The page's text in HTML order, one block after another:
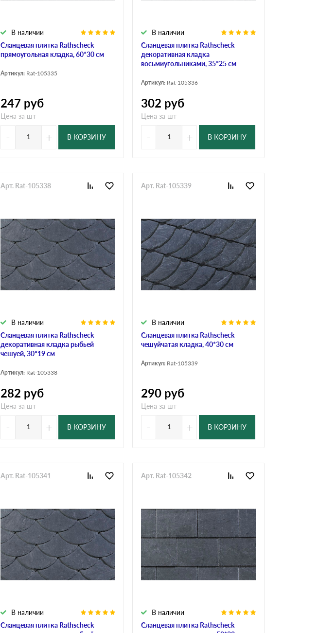
Сланцевая плитка Rathscheck
прямоугольная кладка, 60*30 см
В наличии
Артикул: Rat-105335
247 руб
Цена за шт
- + В КОРЗИНУ
Сланцевая плитка Rathscheck
декоративная кладка
восьмиугольниками, 35*25 см
В наличии
Артикул: Rat-105336
302 руб
Цена за шт
- + В КОРЗИНУ
Сланцевая плитка Rathscheck
декоративная кладка рыбьей
чешуей, 30*19 см
В наличии
Арт. Rat-105338
Артикул: Rat-105338
282 руб
Цена за шт
- + В КОРЗИНУ
Сланцевая плитка Rathscheck
чешуйчатая кладка, 40*30 см
В наличии
Арт. Rat-105339
Артикул: Rat-105339
290 руб
Цена за шт
- + В КОРЗИНУ
Сланцевая плитка Rathscheck
В наличии
Арт. Rat-105341
Сланцевая плитка Rathscheck
В наличии
Арт. Rat-105342